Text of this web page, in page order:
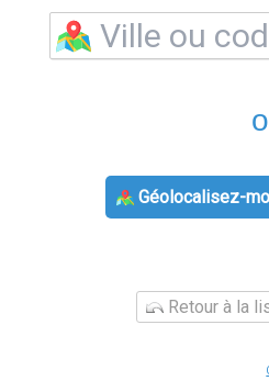
Géolocalisez-
Retour à la